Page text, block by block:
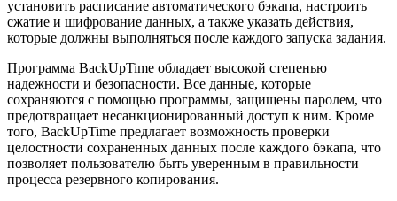
установить расписание автоматического бэкапа, настроить
сжатие и шифрование данных, а также указать действия,
которые должны выполняться после каждого запуска задания.
Программа BackUpTime обладает высокой степенью
надежности и безопасности. Все данные, которые
сохраняются с помощью программы, защищены паролем, что
предотвращает несанкционированный доступ к ним. Кроме
того, BackUpTime предлагает возможность проверки
целостности сохраненных данных после каждого бэкапа, что
позволяет пользователю быть уверенным в правильности
процесса резервного копирования.